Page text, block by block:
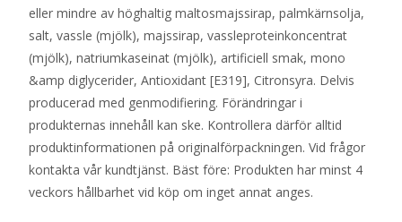
eller mindre av höghaltig maltosmajssirap, palmkärnsolja,
salt, vassle (mjölk), majssirap, vassleproteinkoncentrat
(mjölk), natriumkaseinat (mjölk), artificiell smak, mono
&amp diglycerider, Antioxidant [E319], Citronsyra. Delvis
producerad med genmodifiering. Förändringar i
produkternas innehåll kan ske. Kontrollera därför alltid
produktinformationen på originalförpackningen. Vid frågor
kontakta vår kundtjänst. Bäst före: Produkten har minst 4
veckors hållbarhet vid köp om inget annat anges.